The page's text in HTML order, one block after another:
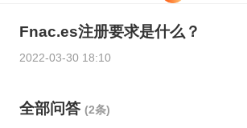
Fnac.es注册要求是什么？
2022-03-30 18:10
全部问答 (2条)